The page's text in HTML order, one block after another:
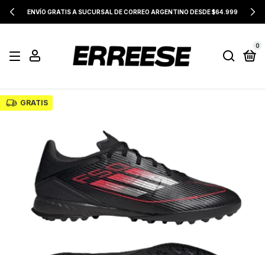
ENVÍO GRATIS A SUCURSAL DE CORREO ARGENTINO DESDE $64.999
0
GRATIS